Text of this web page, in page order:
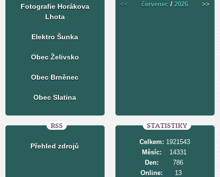
Fotografie Horákova
Lhota
Elektro Šunka
Obec Želivsko
Obec Brněnec
Obec Slatina
<< červenec /2026 >>
RSS
Přehled zdrojů
STATISTIKY
Online: 13
Celkem: 1921543
Měsíc:
14331
Den:
786